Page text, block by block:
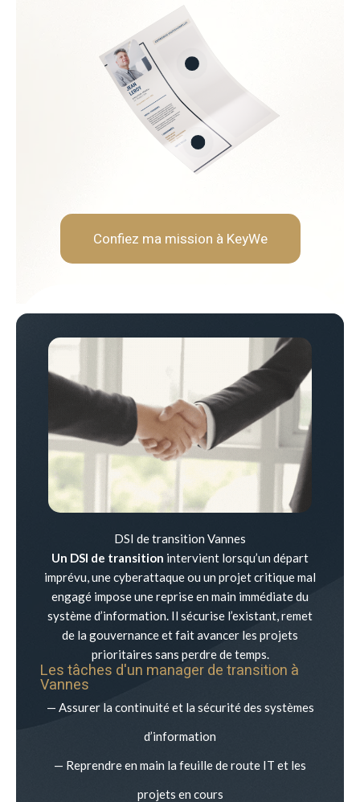
Soft Skills recherchées :
Vision stratégique et sens
Capacité à vulgariser les
Rigueur et orienté
Confiez ma mission à KeyWe
DSI de transition Vannes
Un DSI de transition intervient lorsqu’un départ
imprévu, une cyberattaque ou un projet critique mal
engagé impose une reprise en main immédiate du
système d’information. Il sécurise l’existant, remet
de la gouvernance et fait avancer les projets
prioritaires sans perdre de temps.
Les tâches d'un manager de transition à
Vannes
— Assurer la continuité et la sécurité des systèmes
d’information
— Reprendre en main la feuille de route IT et les
projets en cours